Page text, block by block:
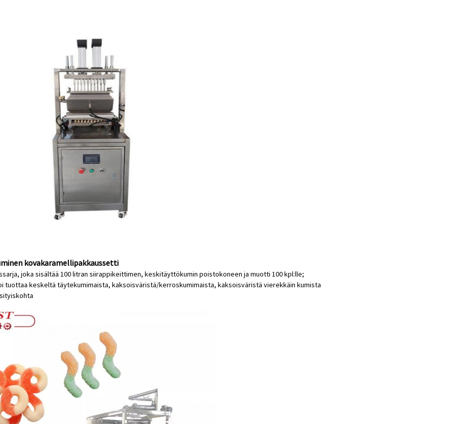
kovakaramellipakkaussetti
joka sisältää 100 litran siirappikeittimen, keskitäyttökumin poistokoneen ja muotti 100 kpl:lle;
tuottaa keskeltä täytekumimaista, kaksoisväristä/kerroskumimaista, kaksoisväristä vierekkäin kumista